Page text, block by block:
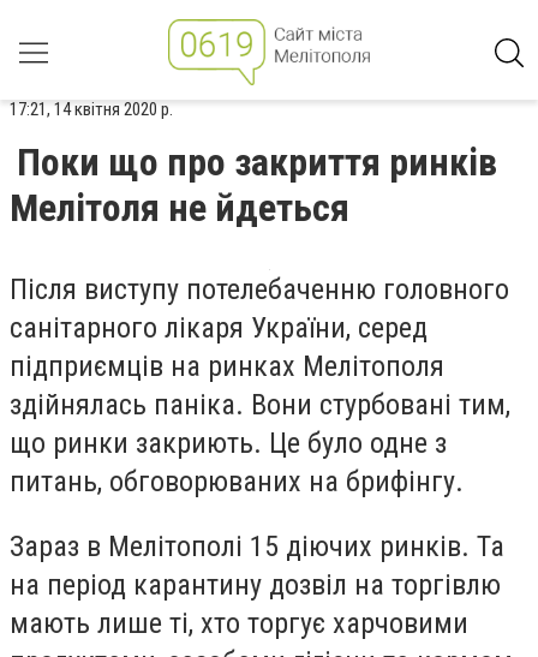
17:21, 14 квітня 2020 р.
Поки що про закриття ринків
Мелітоля не йдеться
Після виступу потелебаченню головного
санітарного лікаря України, серед
підприємців на ринках Мелітополя
здійнялась паніка. Вони стурбовані тим,
що ринки закриють. Це було одне з
питань, обговорюваних на брифінгу.
Зараз в Мелітополі 15 діючих ринків. Та
на період карантину дозвіл на торгівлю
мають лише ті, хто торгує харчовими